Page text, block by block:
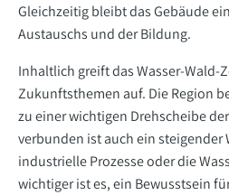
Gleichzeitig bleibt das Gebäude
Austauschs und der Bildung.
Inhaltlich greift das Wasser-Wald-
Zukunftsthemen auf. Die Region
zu einer wichtigen Drehscheibe
verbunden ist auch ein steigender
industrielle Prozesse oder die
wichtiger ist es, ein Bewusstsein